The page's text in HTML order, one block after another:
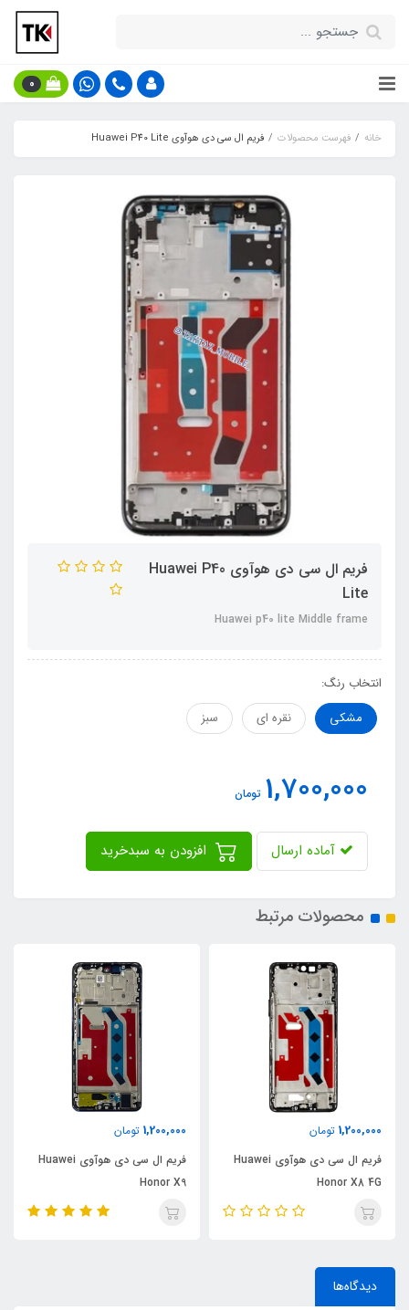
0
خانه فهرست محصولات فریم ال سی دی هوآوی Huawei P40 Lite
فریم ال سی دی هوآوی Huawei P40
Lite
Huawei p40 lite Middle frame
انتخاب رنگ:
مشکی
نقره ای سبز
1,700,000 تومان
آماده ارسال
محصولات مرتبط
1,200,000 تومان
فریم ال سی دی هوآوی Huawei
Honor X8 4G
1,200,000 تومان
فریم ال سی دی هوآوی Huawei
Honor X9
دیدگاه‌ها